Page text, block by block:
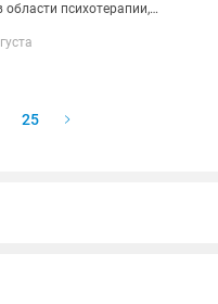
области психотерапии,
психотерапии,
25